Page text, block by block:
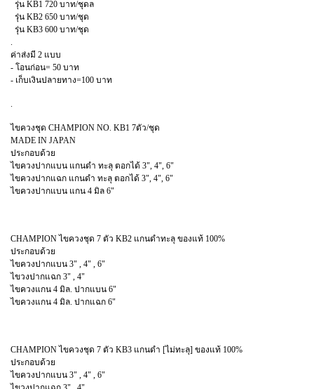
รุ่น KB1 720 บาท/ชุดล
รุ่น KB2 650 บาท/ชุด
รุ่น KB3 600 บาท/ชุด
ค่าส่งมี 2 แบบ
- โอนก่อน= 50 บาท
- เก็บเงินปลายทาง=100 บาท
ไขควงชุด CHAMPION NO. KB1 7ตัว/ชุด
MADE IN JAPAN
ประกอบด้วย
ไขควงปากแบน แกนดำ ทะลุ ตอกได้ 3", 4", 6"
ไขควงปากแฉก แกนดำ ทะลุ ตอกได้ 3", 4", 6"
ไขควงปากแบน แกน 4 มิล 6"
CHAMPION ไขควงชุด 7 ตัว KB2 แกนดำทะลุ ของแท้ 100%
ประกอบด้วย
ไขควงปากแบน 3" , 4" , 6"
ไขวงปากแฉก 3" , 4"
ไขควงแกน 4 มิล. ปากแบน 6"
ไขควงแกน 4 มิล. ปากแฉก 6"
CHAMPION ไขควงชุด 7 ตัว KB3 แกนดำ [ไม่ทะลุ] ของแท้ 100%
ประกอบด้วย
ไขควงปากแบน 3" , 4" , 6"